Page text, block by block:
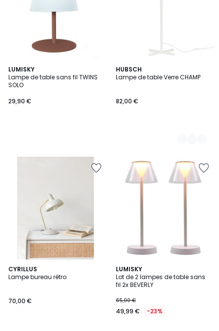
LUMISKY
Lampe de table sans fil TWINS
SOLO
29,90 €
HUBSCH
Lampe de table Verre CHAMP
82,00 €
2
Couleurs
CYRILLUS
Lampe bureau rétro
70,00 €
4
/
LUMISKY
Lot de 2 lampes de table sans
fil 2x BEVERLY
65,00 €
49,99 € -23%
1
/
5
2
Couleurs